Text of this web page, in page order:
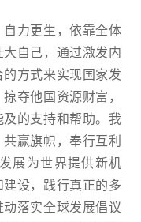
力更生，依靠全体
自己，通过激发内
方式来实现国家发
夺他国资源财富，
的支持和帮助。我
赢旗帜，奉行互利
展为世界提供新机
设，践行真正的多
落实全球发展倡议